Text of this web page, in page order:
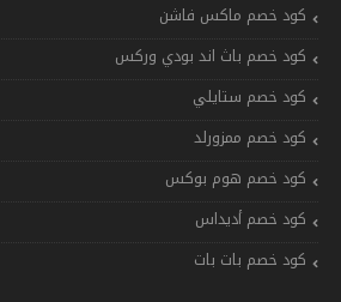
كود خصم ماكس فاشن
كود خصم باث اند بودي وركس
كود خصم ستايلي
كود خصم ممزورلد
كود خصم هوم بوكس
كود خصم أديداس
كود خصم بات بات